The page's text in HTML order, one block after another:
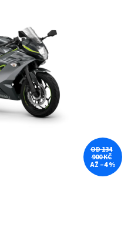
OD 134
900 KČ
AŽ –4 %